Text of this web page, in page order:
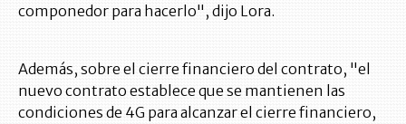
componedor para hacerlo", dijo Lora.
Además, sobre el cierre financiero del contrato, "el
nuevo contrato establece que se mantienen las
condiciones de 4G para alcanzar el cierre financiero,